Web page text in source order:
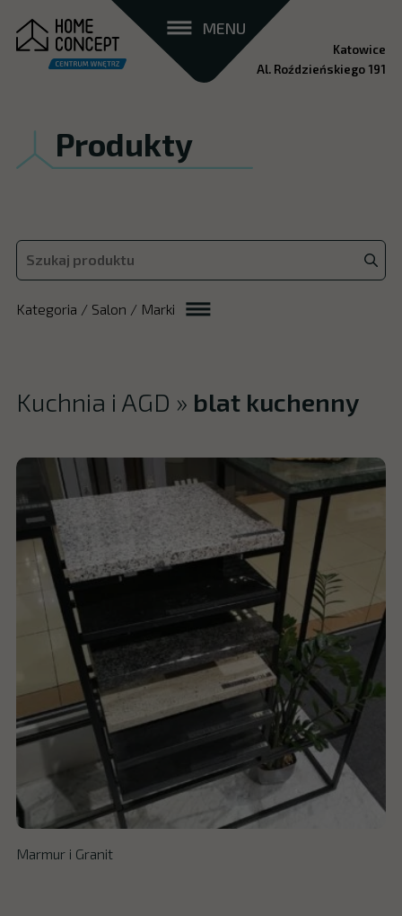
MENU
Katowice
Al. Roździeńskiego 191
Produkty
Kategoria / Salon / Marki
Kuchnia i AGD » blat kuchenny
Marmur i Granit